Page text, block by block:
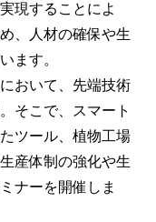
現することによ
、人材の確保や生
ます。
おいて、先端技術
そこで、スマート
ツール、植物工場
産体制の強化や生
ナーを開催しま